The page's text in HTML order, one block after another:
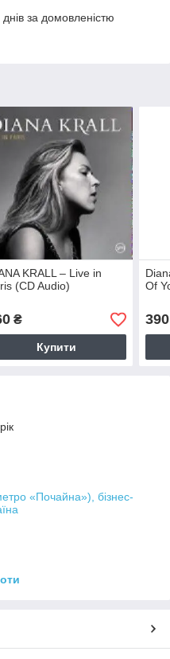
за домовленістю
KRALL – Live in
(CD Audio)
₴
Купити
Of
390
«Почайна»), бізнес-